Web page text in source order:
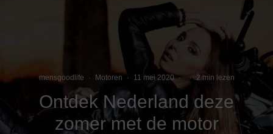
mensgoodlife · Motoren · 11 mei 2020 · · 2 min lezen
Ontdek Nederland deze
zomer met de motor